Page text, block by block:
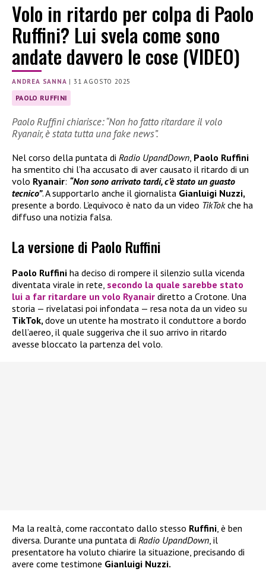
Volo in ritardo per colpa di Paolo
Ruffini? Lui svela come sono
andate davvero le cose (VIDEO)
ANDREA SANNA |31 AGOSTO 2025
PAOLO RUFFINI
Paolo Ruffini chiarisce: “Non ho fatto ritardare il volo
Ryanair, è stata tutta una fake news”.
Nel corso della puntata di Radio UpandDown Paolo Ruffini
ha smentito chi l’ha accusato di aver causato il ritardo di un
volo Ryanair: “Non sono arrivato tardi, c’è stato un guasto
tecnico”. A supportarlo anche il giornalista Gianluigi Nuzzi,
presente a bordo. L’equivoco è nato da un video TikTokche ha
diffuso una notizia falsa.
La versione di Paolo Ruffini
Paolo Ruffini ha deciso di rompere il silenzio sulla vicenda
diventata virale in rete, secondo la quale sarebbe stato
lui a far ritardare un volo Ryanair diretto a Crotone. Una
storia — rivelatasi poi infondata — resa nota da un video su
TikTok,dove un utente ha mostrato il conduttore a bordo
dell’aereo, il quale suggeriva che il suo arrivo in ritardo
avesse bloccato la partenza del volo.
Ma la realtà, come raccontato dallo stesso Ruffini, è ben
diversa. Durante una puntata di Radio UpandDown, il
presentatore ha voluto chiarire la situazione, precisando di
avere come testimone Gianluigi Nuzzi.